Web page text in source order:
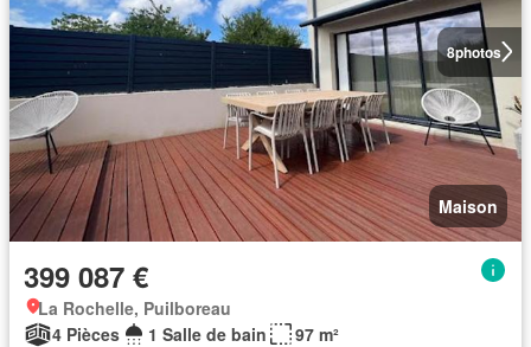
8photos
Maison
399 087 €
La Rochelle, Puilboreau
4 Pièces
1 Salle de bain
97 m²